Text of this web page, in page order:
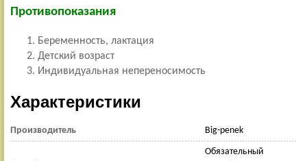
Противопоказания
Беременность, лактация
Детский возраст
Индивидуальная непереносимость
Характеристики
Производитель Big-penek
Обязательный